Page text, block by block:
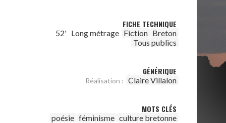
FICHE TECHNIQUE
52' Long métrage Fiction Breton
Tous publics
GÉNÉRIQUE
Réalisation : Claire Villalon
MOTS CLÉS
poésie féminisme culture bretonne